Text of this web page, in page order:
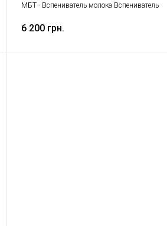
МБТ - Вспениватель молока Вспениватель
6 200 грн.